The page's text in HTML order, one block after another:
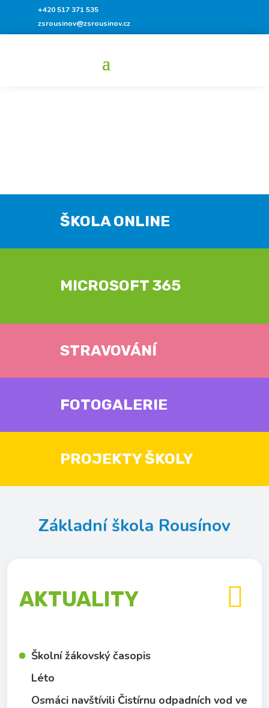
+420 517 371 535
zsrousinov@zsrousinov.cz
ŠKOLA ONLINE
MICROSOFT 365
STRAVOVÁNÍ
FOTOGALERIE
PROJEKTY ŠKOLY
Základní škola Rousínov
AKTUALITY
Školní žákovský časopis
Léto
Osmáci navštívili Čistírnu odpadních vod ve
